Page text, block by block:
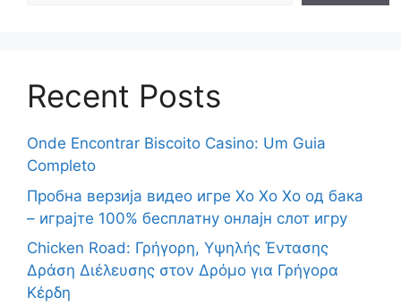
Recent Posts
Onde Encontrar Biscoito Casino: Um Guia
Completo
Пробна верзија видео игре Хо Хо Хо од бака
– играјте 100% бесплатну онлајн слот игру
Chicken Road: Γρήγορη, Υψηλής Έντασης
Δράση Διέλευσης στον Δρόμο για Γρήγορα
Κέρδη